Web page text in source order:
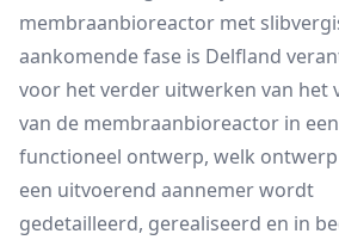
membraanbioreactor met
aankomende fase is Delfland
voor het verder uitwerken van het
van de membraanbioreactor in een
functioneel ontwerp, welk
een uitvoerend aannemer wordt
gedetailleerd, gerealiseerd en in